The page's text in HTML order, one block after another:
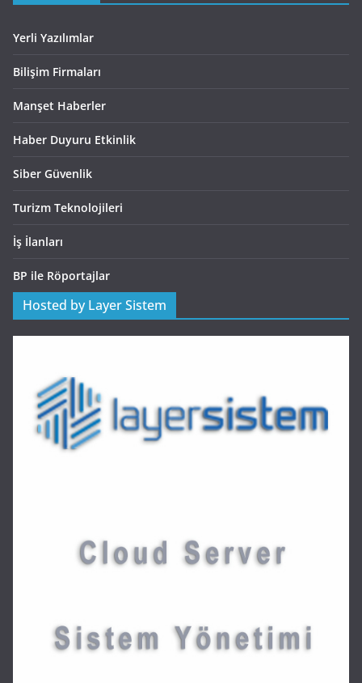
Yerli Yazılımlar
Bilişim Firmaları
Manşet Haberler
Haber Duyuru Etkinlik
Siber Güvenlik
Turizm Teknolojileri
İş İlanları
BP ile Röportajlar
Hosted by Layer Sistem